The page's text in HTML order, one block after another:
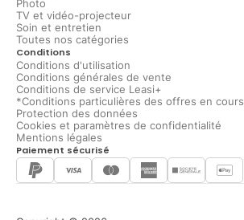
Photo
TV et vidéo-projecteur
Soin et entretien
Toutes nos catégories
Conditions
Conditions d'utilisation
Conditions générales de vente
Conditions de service Leasi+
*Conditions particulières des offres en cours
Protection des données
Cookies et paramètres de confidentialité
Mentions légales
Paiement sécurisé